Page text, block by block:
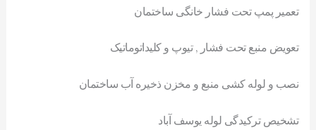
تعمیر پمپ تحت فشار خانگی ساختمان
تعویض منبع تحت فشار , تیوپ و کلیداتوماتیک
نصب و لوله کشی منبع و مخزن ذخیره آب ساختمان
تشخیص ترکیدگی لوله یوسف آباد